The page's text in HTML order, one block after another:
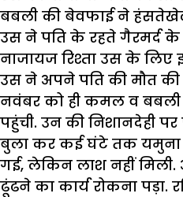
बबली की बेवफाई ने
उस ने पति के रहते गैरमर्द के
नाजायज रिश्ता उस के लिए
उस ने अपने पति की मौत की
नवंबर को ही कमल व
पहुंची. उन की निशानदेही
बुला कर कई घंटे तक यमुना
गई, लेकिन लाश नहीं
ढूंढने का कार्य रोकना पड़ा.